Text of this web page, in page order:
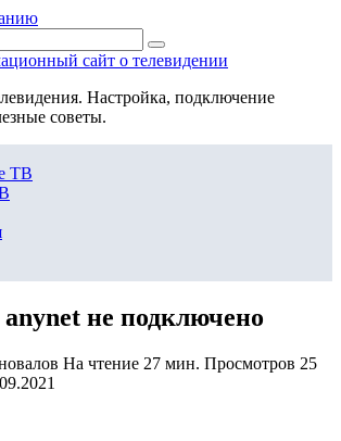
сайт о телевидении
Настройка, подключение
советы.
ТВ
anynet не подключено
На чтение 27 мин. Просмотров 25